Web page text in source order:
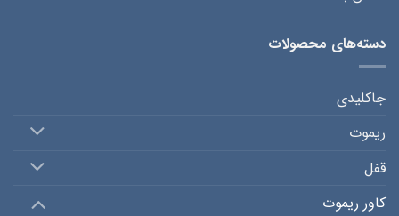
دسته‌های محصولات
جاکلیدی
ریموت
قفل
کاور ریموت